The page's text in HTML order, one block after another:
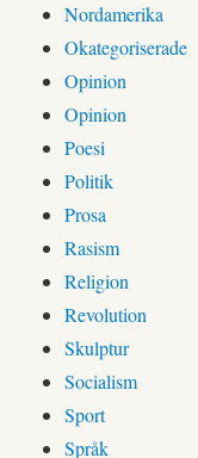
Nordamerika
Okategoriserade
Opinion
Opinion
Poesi
Politik
Prosa
Rasism
Religion
Revolution
Skulptur
Socialism
Sport
Språk